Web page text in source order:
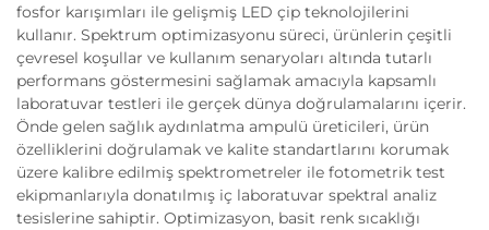
fosfor karışımları ile gelişmiş LED çip teknolojilerini
kullanır. Spektrum optimizasyonu süreci, ürünlerin çeşitli
çevresel koşullar ve kullanım senaryoları altında tutarlı
performans göstermesini sağlamak amacıyla kapsamlı
laboratuvar testleri ile gerçek dünya doğrulamalarını içerir.
Önde gelen sağlık aydınlatma ampulü üreticileri, ürün
özelliklerini doğrulamak ve kalite standartlarını korumak
üzere kalibre edilmiş spektrometreler ile fotometrik test
ekipmanlarıyla donatılmış iç laboratuvar spektral analiz
tesislerine sahiptir. Optimizasyon, basit renk sıcaklığı